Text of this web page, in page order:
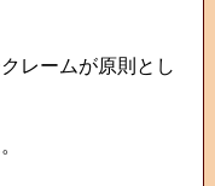
レームが原則とし